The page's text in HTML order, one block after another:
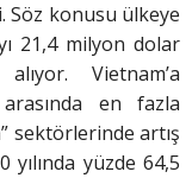
Söz konusu ülkeye
21,4 milyon dolar
Vietnam’a
en fazla
sektörlerinde artış
yılında yüzde 64,5